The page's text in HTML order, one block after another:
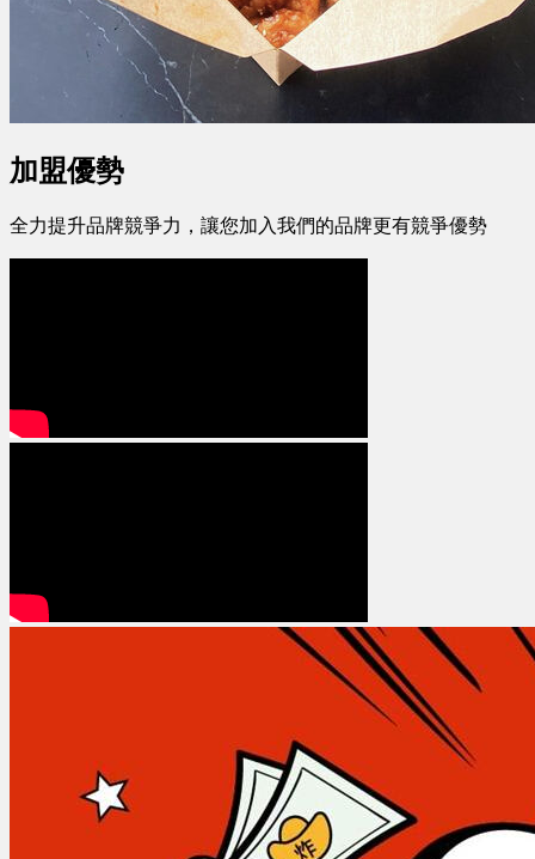
加盟優勢
全力提升品牌競爭力，讓您加入我們的品牌更有競爭優勢